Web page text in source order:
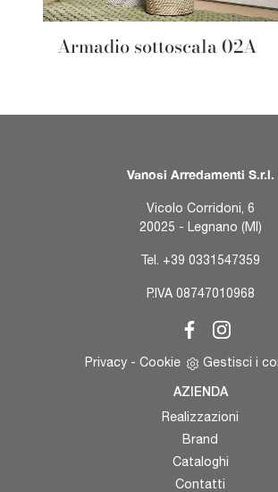
Armadio sottoscala 02A
Vanosi Arredamenti S.r.l.
Vicolo Corridoni, 6
20025 - Legnano (MI)
Tel. +39 0331547359
P.IVA 08747010968
Privacy - Cookie Gestisci i
AZIENDA
Realizzazioni
Brand
Cataloghi
Contatti